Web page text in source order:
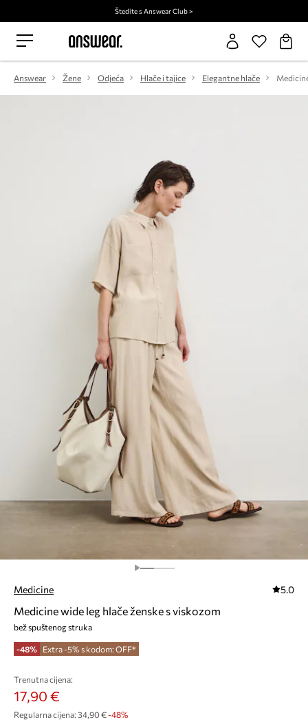
Štedite s Answear Club >
Answear Žene Odjeća Hlače i tajice Elegantne hlače
Medicine 5.0
Medicine wide leg hlače ženske s viskozom
bež spuštenog struka
-48% Extra -5% s kodom: OFF*
Trenutna cijena:
17,90 €
Regularna cijena: 34,90 €-48%